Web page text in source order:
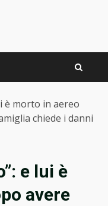
è morto in aereo
chiede i danni
e lui è
avere